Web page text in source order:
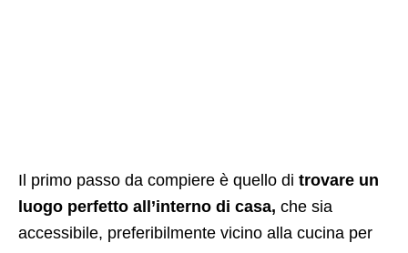
Il primo passo da compiere è quello di trovare un
luogo perfetto all’interno di casa, che sia
accessibile, preferibilmente vicino alla cucina per